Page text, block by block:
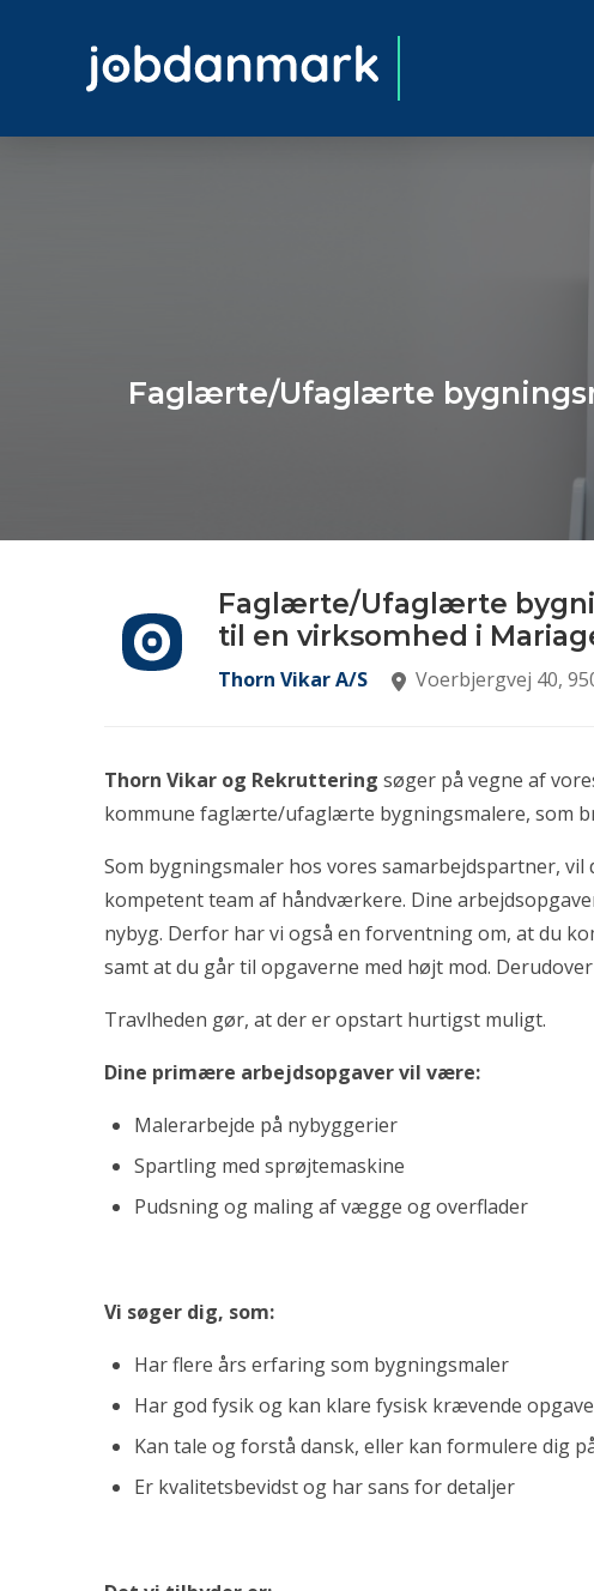
Faglærte/Ufaglærte
Faglærte/Ufaglærte
til en virksomhed i
Thorn Vikar A/S Voerbjergvej 40,
Thorn Vikar og Rekruttering søger på vegne af
kommune faglærte/ufaglærte bygningsmalere, som
Som bygningsmaler hos vores samarbejdspartner,
kompetent team af håndværkere. Dine
nybyg. Derfor har vi også en forventning om, at du
samt at du går til opgaverne med højt mod.
Travlheden gør, at der er opstart hurtigst muligt.
Dine primære arbejdsopgaver vil være:
Malerarbejde på nybyggerier
Spartling med sprøjtemaskine
Pudsning og maling af vægge og overflader
Vi søger dig, som:
Har flere års erfaring som bygningsmaler
Har god fysik og kan klare fysisk krævende
Kan tale og forstå dansk, eller kan formulere dig
Er kvalitetsbevidst og har sans for detaljer